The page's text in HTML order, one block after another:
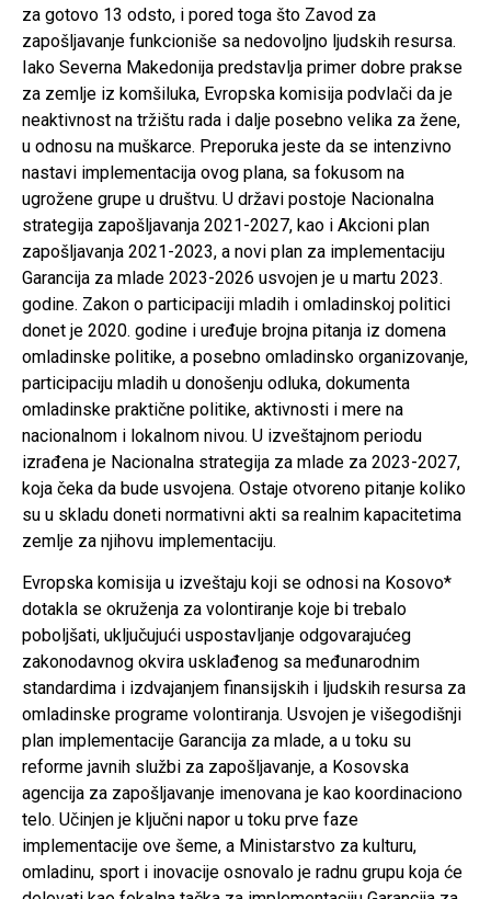
za gotovo 13 odsto, i pored toga što Zavod za
zapošljavanje funkcioniše sa nedovoljno ljudskih resursa.
Iako Severna Makedonija predstavlja primer dobre prakse
za zemlje iz komšiluka, Evropska komisija podvlači da je
neaktivnost na tržištu rada i dalje posebno velika za žene,
u odnosu na muškarce. Preporuka jeste da se intenzivno
nastavi implementacija ovog plana, sa fokusom na
ugrožene grupe u društvu. U državi postoje Nacionalna
strategija zapošljavanja 2021-2027, kao i Akcioni plan
zapošljavanja 2021-2023, a novi plan za implementaciju
Garancija za mlade 2023-2026 usvojen je u martu 2023.
godine. Zakon o participaciji mladih i omladinskoj politici
donet je 2020. godine i uređuje brojna pitanja iz domena
omladinske politike, a posebno omladinsko organizovanje,
participaciju mladih u donošenju odluka, dokumenta
omladinske praktične politike, aktivnosti i mere na
nacionalnom i lokalnom nivou. U izveštajnom periodu
izrađena je Nacionalna strategija za mlade za 2023-2027,
koja čeka da bude usvojena. Ostaje otvoreno pitanje koliko
su u skladu doneti normativni akti sa realnim kapacitetima
zemlje za njihovu implementaciju.
Evropska komisija u izveštaju koji se odnosi na Kosovo*
dotakla se okruženja za volontiranje koje bi trebalo
poboljšati, uključujući uspostavljanje odgovarajućeg
zakonodavnog okvira usklađenog sa međunarodnim
standardima i izdvajanjem finansijskih i ljudskih resursa za
omladinske programe volontiranja. Usvojen je višegodišnji
plan implementacije Garancija za mlade, a u toku su
reforme javnih službi za zapošljavanje, a Kosovska
agencija za zapošljavanje imenovana je kao koordinaciono
telo. Učinjen je ključni napor u toku prve faze
implementacije ove šeme, a Ministarstvo za kulturu,
omladinu, sport i inovacije osnovalo je radnu grupu koja će